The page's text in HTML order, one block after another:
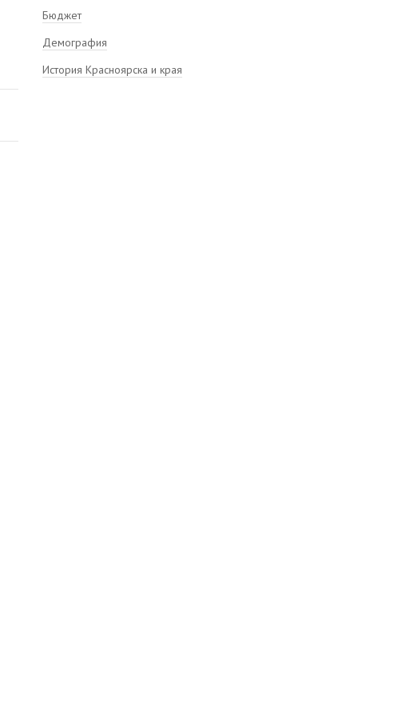
Бюджет
Демография
История Красноярска и края